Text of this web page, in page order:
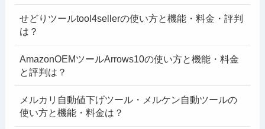
せどりツールtool4sellerの使い方と機能・料金・評判
は？
AmazonOEMツールArrows10の使い方と機能・料金
と評判は？
メルカリ自動値下げツール・メルケン自動ツールの
使い方と機能・料金は？